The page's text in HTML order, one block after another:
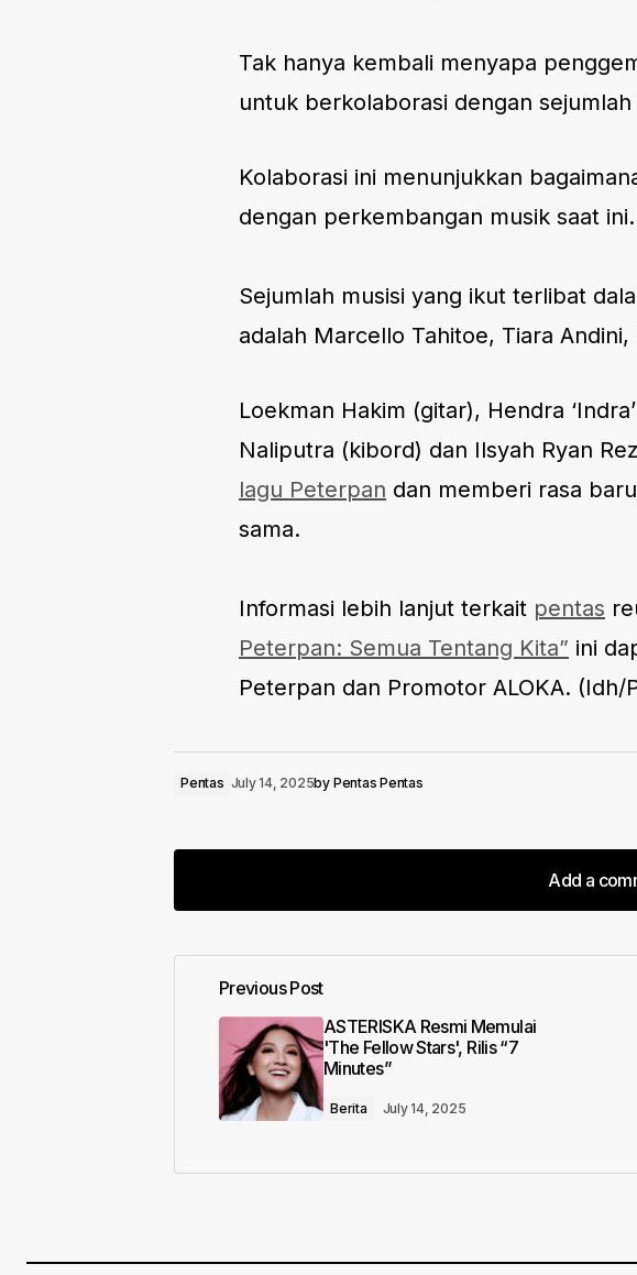
Tak hanya kembali menyapa
untuk berkolaborasi dengan
Kolaborasi ini menunjukkan
dengan perkembangan musik saat ini.
Sejumlah musisi yang ikut terlibat
adalah Marcello Tahitoe, Tiara
Loekman Hakim (gitar), Hendra
Naliputra (kibord) dan Ilsyah Ryan
lagu Peterpan dan memberi rasa
sama.
Informasi lebih lanjut terkait pentas
Peterpan: Semua Tentang Kita” ini
Peterpan dan Promotor ALOKA. (Idh/
Pentas July 14, 2025by Pentas Pentas
Add a
Add a
Your email address will not be published.
Comment*
Previous Post
ASTERISKA Resmi Memulai
'The Fellow Stars', Rilis “7
Minutes”
Berita July 14, 2025